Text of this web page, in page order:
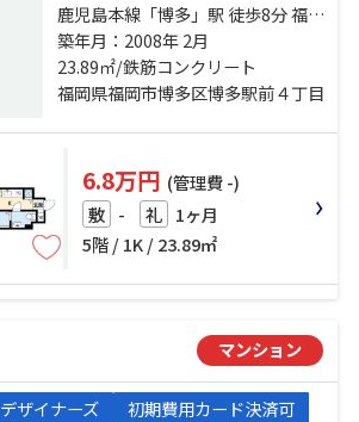
鹿児島本線「博多」駅 徒歩8分 福岡
市七隈線「博多」駅 徒歩8分 福岡市
七隈線「櫛田神社前」駅 徒歩18分
築年月：2008年 2月
23.89㎡/鉄筋コンクリート
福岡県福岡市博多区博多駅前４丁目
6.8万円 (管理費 -)
敷 - 礼 1ヶ月
5階 / 1K / 23.89㎡
マンション
デザイナーズ 初期費用カード決済可